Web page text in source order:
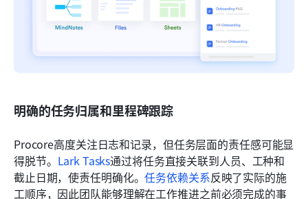
明确的任务归属和里程碑跟踪
Procore高度关注日志和记录，但任务层面的责任感可能显
得脱节。 Lark Tasks通过将任务直接关联到人员、工种和
截止日期，使责任明确化。任务依赖关系反映了实际的施
工顺序，因此团队能够理解在工作推进之前必须完成的事